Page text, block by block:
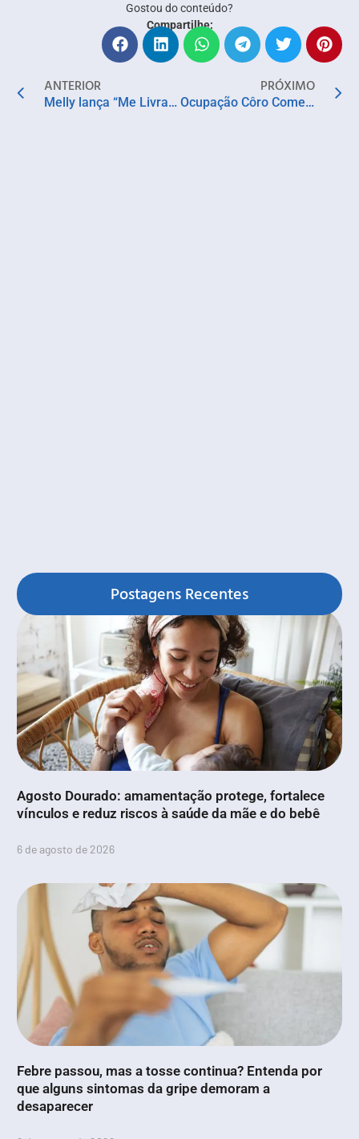
Gostou do conteúdo?
Compartilhe:
ANTERIOR
Melly lança “Me Livra de Todo o Mal” e dá início à nova era de seu próximo álbum
PRÓXIMO
Ocupação Côro Comeu recebe temporada UBUNTU Riddim Sessions aos sábados em Salvador
Postagens Recentes
Agosto Dourado: amamentação protege, fortalece
vínculos e reduz riscos à saúde da mãe e do bebê
6 de agosto de 2026
Febre passou, mas a tosse continua? Entenda por
que alguns sintomas da gripe demoram a
desaparecer